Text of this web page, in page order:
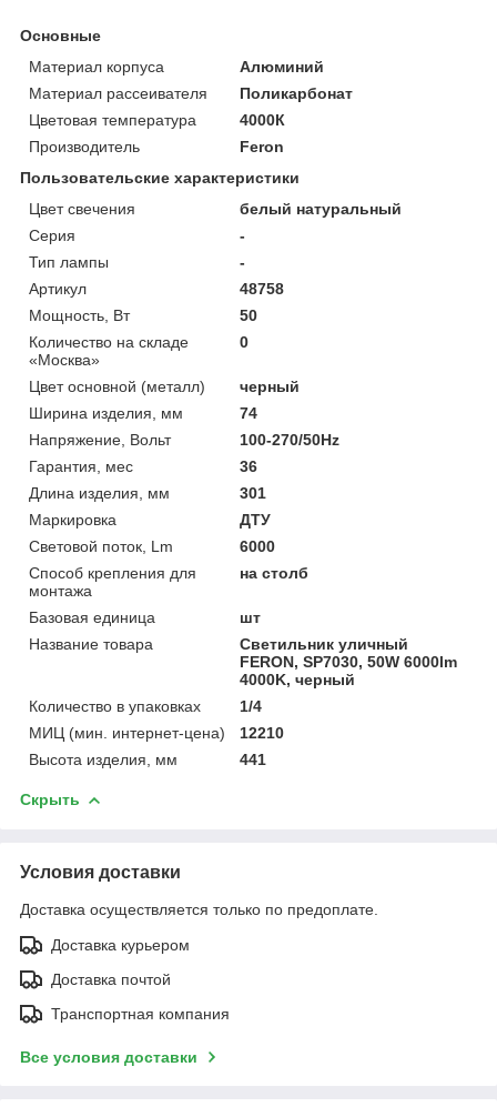
Основные
Материал корпуса
Алюминий
Материал рассеивателя
Поликарбонат
Цветовая температура
4000К
Производитель
Feron
Пользовательские характеристики
Цвет свечения
белый натуральный
Серия
-
Тип лампы
-
Артикул
48758
Мощность, Вт
50
Количество на складе
«Москва»
0
Цвет основной (металл)
черный
Ширина изделия, мм
74
Напряжение, Вольт
100-270/50Hz
Гарантия, мес
36
Длина изделия, мм
301
Маркировка
ДТУ
Световой поток, Lm
6000
Способ крепления для
монтажа
на столб
Базовая единица
шт
Название товара
Светильник уличный
FERON, SP7030, 50W 6000lm
4000K, черный
Количество в упаковках
1/4
МИЦ (мин. интернет-цена)
12210
Высота изделия, мм
441
Скрыть
Условия доставки
Доставка осуществляется только по предоплате.
Доставка курьером
Доставка почтой
Транспортная компания
Все условия доставки